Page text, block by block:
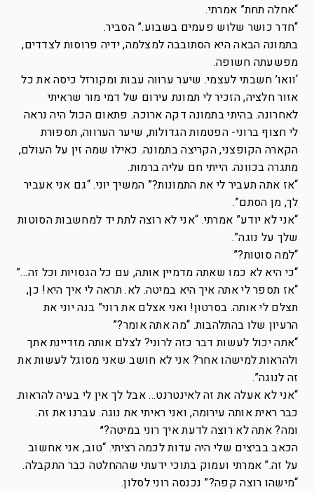
“אחלה תחת” אמרתי.
“חדר כושר שלוש פעמים בשבוע.” הסביר.
בתמונה הבאה היא הסתובבה למצלמה, ידיה פרוסות לצדדים,
מפשעתה חשופה.
‘וואו’ חשבתי לעצמי. שיער ערווה עבות ומקורזל כיסה את כל
אזור חלציה, הזכיר לי תמונת עירום של דמי מור שראיתי
לאחרונה. בהיתי בתמונה דקה ארוכה. פתאום הכול היה נראה
לי חצוף ברוני- הפטמות הגדולות, שיער הערווה, תספורת
הקארה הקופצני, הקריצה בתמונה. כאילו שמה זין על העולם,
מתגרה בכוונה. הייתי חם עליה ברמות.
“אז אתה תעביר לי את התמונות?” המשיך יוני. “גם אני אעביר
לך, מן הסתם”.
“אני לא יודע” אמרתי. “אני לא רוצה לתת יד למחשבות הסוטות
שלך על נוגה”.
“למה סוטות?”
“כי היא לא כמו שאתה מדמיין אותה, עם כל הגסויות וכל זה…”
“אז תספר לי אתה איך היא במיטה. לא. תראה לי איך היא! כן,
תצלם לי אותה. בסרטון! ואני אצלם את רוני” בנה יוני את
הרעיון שלו בהתלהבות. “מה אתה אומר?”
“אתה יכול לעשות דבר כזה לרוני? לצלם אותה מזדיינת אתך
ולהראות למישהו אחר? אני לא חושב שאני מסוגל לעשות את
זה לנוגה”.
“אני לא אעלה את זה לאינטרנט… אבל לך אין לי בעיה להראות.
כבר ראית אותה עירומה, ואני ראיתי את נוגה. עברנו את זה.
ומה? אתה לא רוצה לדעת איך רוני במיטה?״
הכאב בביצים שלי היה עדות לכמה רציתי. “טוב, אני אחשוב
על זה.” אמרתי ועמוק בתוכי ידעתי שההחלטה כבר התקבלה.
“מישהו רוצה קפה?” נכנסה רוני לסלון.